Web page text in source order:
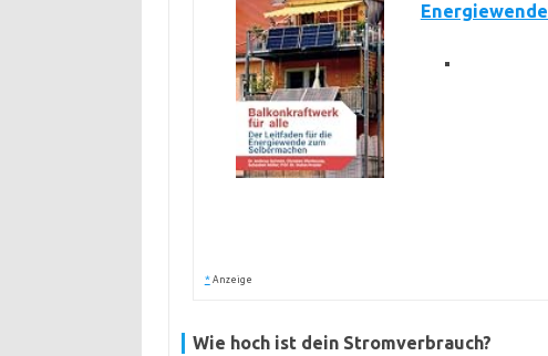
* Anzeige
Wie hoch ist dein Stromverbrauch?